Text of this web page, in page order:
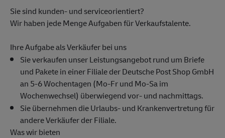
Sie sind kunden- und serviceorientiert?
Wir haben jede Menge Aufgaben für Verkaufstalente.
Ihre Aufgabe als Verkäufer bei uns
Sie verkaufen unser Leistungsangebot rund um Briefe
und Pakete in einer Filiale der Deutsche Post Shop GmbH
an 5-6 Wochentagen (Mo-Fr und Mo-Sa im
Wochenwechsel) überwiegend vor- und nachmittags.
Sie übernehmen die Urlaubs- und Krankenvertretung für
andere Verkäufer der Filiale.
Was wir bieten